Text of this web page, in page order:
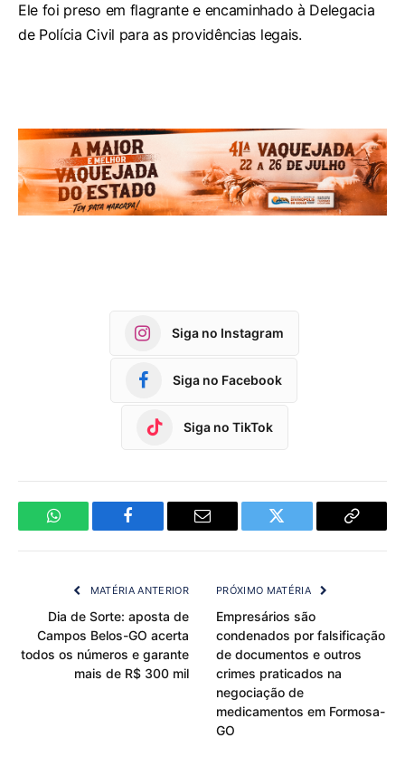
Ele foi preso em flagrante e encaminhado à Delegacia
de Polícia Civil para as providências legais.
Siga no Instagram
Siga no Facebook
Siga no TikTok
WhatsApp Facebook Email Twitter
Copy
MATÉRIA ANTERIOR
Dia de Sorte: aposta de
Campos Belos-GO acerta
todos os números e garante
mais de R$ 300 mil
PRÓXIMO MATÉRIA
Empresários são
condenados por falsificação
de documentos e outros
crimes praticados na
negociação de
medicamentos em Formosa-
GO